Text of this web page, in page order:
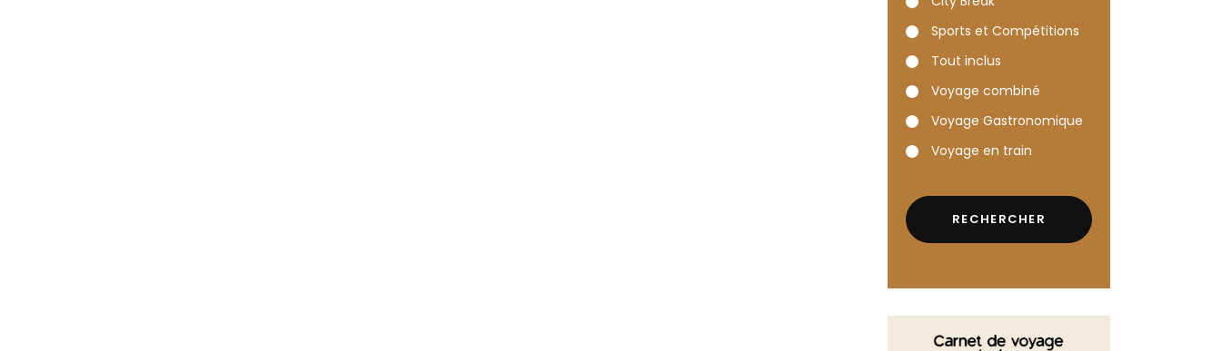
Sports et Compétitions
Tout inclus
Voyage combiné
Voyage Gastronomique
Voyage en train